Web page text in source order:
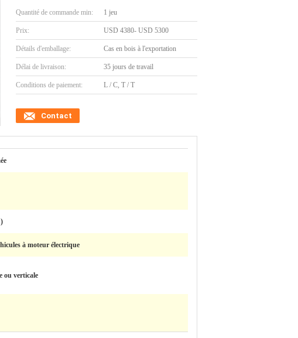
Quantité de commande min: 1 jeu
Prix: USD 4380- USD 5300
Détails d'emballage: Cas en bois à l'exportation
Délai de livraison: 35 jours de travail
Conditions de paiement: L / C, T / T
Contact
à moteur électrique
ou verticale